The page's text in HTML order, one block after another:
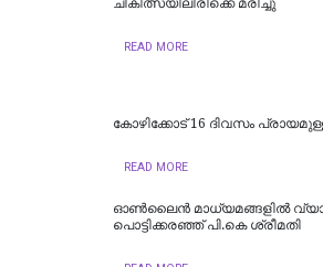
ചികിത്സയിലിരിക്കെ മരിച്ചു
READ MORE
കോഴിക്കോട് 16 ​ദിവസം
READ MORE
ഓൺലൈൻ മാധ്യമങ്ങളിൽ
പൊട്ടിക്കരഞ്ഞ് പി.കെ ശ്രീമതി